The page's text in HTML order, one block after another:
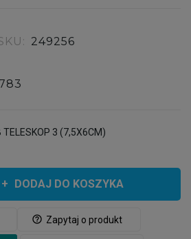
249256
TELESKOP 3 (7,5X6CM)
DODAJ DO KOSZYKA
help_outline Zapytaj o produkt